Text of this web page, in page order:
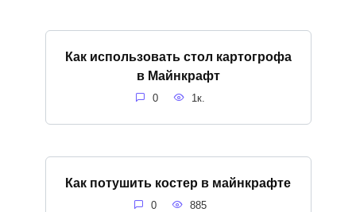
Как использовать стол картогрофа
в Майнкрафт
0 1к.
Как потушить костер в майнкрафте
0 885